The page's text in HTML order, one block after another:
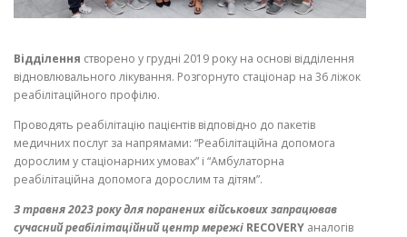
Відділення створено у грудні 2019 року на основі відділення
відновлювального лікування. Розгорнуто стаціонар на 36 ліжок
реабілітаційного профілю.
Проводять реабілітацію пацієнтів відповідно до пакетів
медичних послуг за напрямами: “Реабілітаційна допомога
дорослим у стаціонарних умовах” і “Амбулаторна
реабілітаційна допомога дорослим та дітям”.
З травня 2023 року для поранених військових запрацював
сучасний реабілітаційний центр мережі RECOVERY аналогів